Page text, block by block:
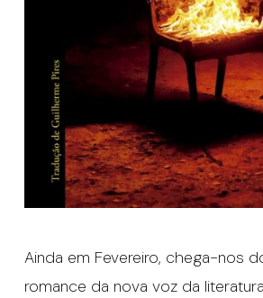
Ainda em Fevereiro, chega-nos
romance da nova voz da literatura